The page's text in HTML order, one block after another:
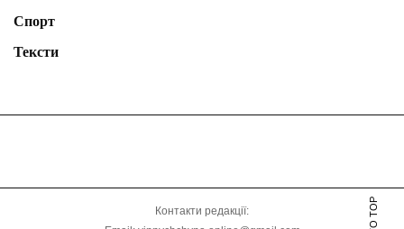
Спорт
Тексти
Контакти редакції: